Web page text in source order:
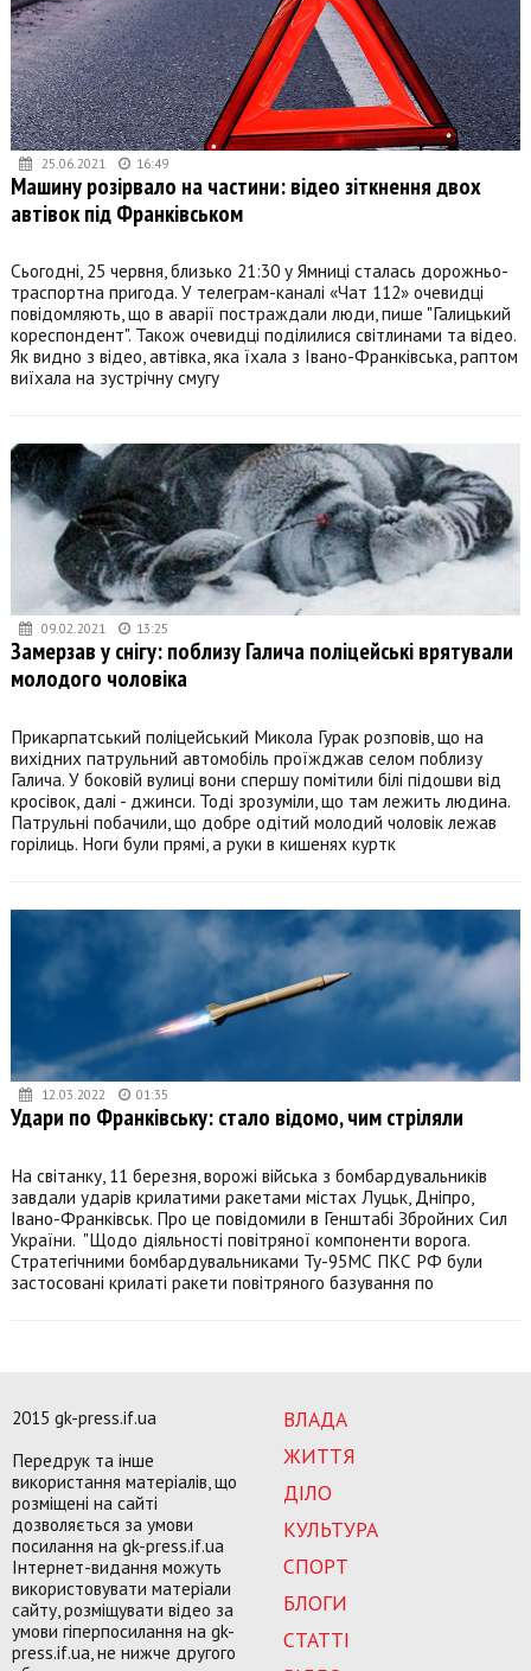
25.06.2021 16:49
Машину розірвало на частини: відео зіткнення двох
автівок під Франківськом
Сьогодні, 25 червня, близько 21:30 у Ямниці сталась дорожньо-
траспортна пригода. У телеграм-каналі «Чат 112» очевидці
повідомляють, що в аварії постраждали люди, пише "Галицький
кореспондент". Також очевидці поділилися світлинами та відео.
Як видно з відео, автівка, яка їхала з Івано-Франківська, раптом
виїхала на зустрічну смугу
09.02.2021 13:25
Замерзав у снігу: поблизу Галича поліцейські врятували
молодого чоловіка
Прикарпатський поліцейський Микола Гурак розповів, що на
вихідних патрульний автомобіль проїжджав селом поблизу
Галича. У боковій вулиці вони спершу помітили білі підошви від
кросівок, далі - джинси. Тоді зрозуміли, що там лежить людина.
Патрульні побачили, що добре одітий молодий чоловік лежав
горілиць. Ноги були прямі, а руки в кишенях куртк
12.03.2022 01:35
Удари по Франківську: стало відомо, чим стріляли
На світанку, 11 березня, ворожі війська з бомбардувальників
завдали ударів крилатими ракетами містах Луцьк, Дніпро,
Івано-Франківськ. Про це повідомили в Генштабі Збройних Сил
України. "Щодо діяльності повітряної компоненти ворога.
Стратегічними бомбардувальниками Ту-95МС ПКС РФ були
застосовані крилаті ракети повітряного базування по
ВЛАДА
ЖИТТЯ
ДІЛО
КУЛЬТУРА
СПОРТ
БЛОГИ
СТАТТІ
2015 gk-press.if.ua
Передрук та інше
використання матеріалів, що
розміщені на сайті
дозволяється за умови
посилання на gk-press.if.ua
Інтернет-видання можуть
використовувати матеріали
сайту, розміщувати відео за
умови гіперпосилання на gk-
press.if.ua, не нижче другого